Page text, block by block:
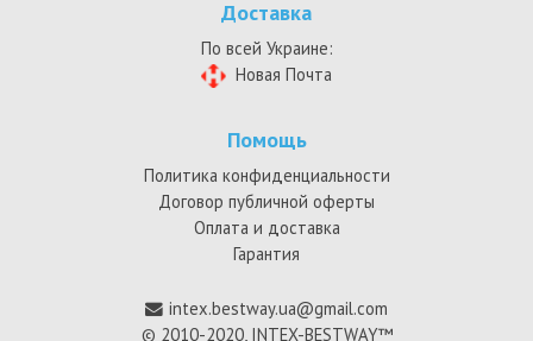
Доставка
По всей Украине:
Новая Почта
Помощь
Политика конфиденциальности
Договор публичной оферты
Оплата и доставка
Гарантия
intex.bestway.ua@gmail.com
© 2010-2020, INTEX-BESTWAY™